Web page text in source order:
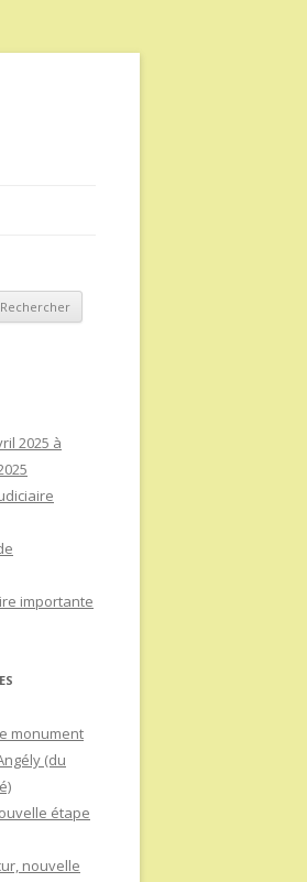
2025 à
importante
monument
(du
étape
nouvelle